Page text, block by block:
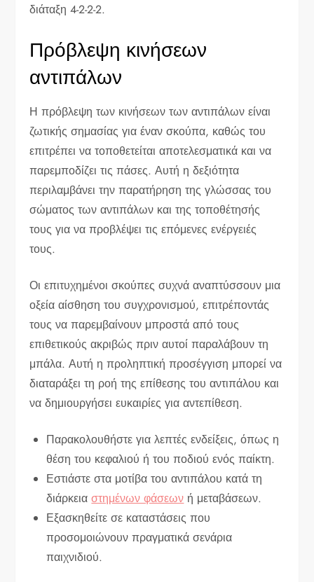
διάταξη 4-2-2-2.
Πρόβλεψη κινήσεων
αντιπάλων
Η πρόβλεψη των κινήσεων των αντιπάλων είναι
ζωτικής σημασίας για έναν σκούπα, καθώς του
επιτρέπει να τοποθετείται αποτελεσματικά και να
παρεμποδίζει τις πάσες. Αυτή η δεξιότητα
περιλαμβάνει την παρατήρηση της γλώσσας του
σώματος των αντιπάλων και της τοποθέτησής
τους για να προβλέψει τις επόμενες ενέργειές
τους.
Οι επιτυχημένοι σκούπες συχνά αναπτύσσουν μια
οξεία αίσθηση του συγχρονισμού, επιτρέποντάς
τους να παρεμβαίνουν μπροστά από τους
επιθετικούς ακριβώς πριν αυτοί παραλάβουν τη
μπάλα. Αυτή η προληπτική προσέγγιση μπορεί να
διαταράξει τη ροή της επίθεσης του αντιπάλου και
να δημιουργήσει ευκαιρίες για αντεπίθεση.
Παρακολουθήστε για λεπτές ενδείξεις, όπως η
θέση του κεφαλιού ή του ποδιού ενός παίκτη.
Εστιάστε στα μοτίβα του αντιπάλου κατά τη
διάρκειαστημένων φάσεων ή μεταβάσεων.
Εξασκηθείτε σε καταστάσεις που
προσομοιώνουν πραγματικά σενάρια
παιχνιδιού.